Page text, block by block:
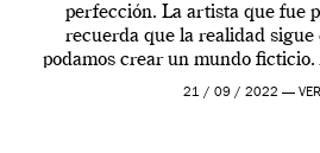
perfección. La artista que fue
recuerda que la realidad sigue
podamos crear un mundo
que los humanos tienen
21 / 09 / 2022 —